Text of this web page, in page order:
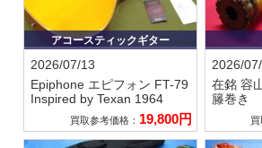
アコースティックギター
2026/07/13
Epiphone エピフォン FT-79
Inspired by Texan 1964
買取参考価格： 19,800円
2026/
在銘 容
籐巻き
買